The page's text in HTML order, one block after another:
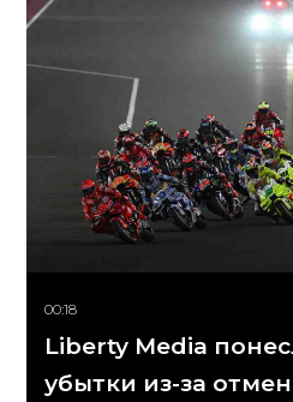
00:18
Liberty Media
убытки из-за